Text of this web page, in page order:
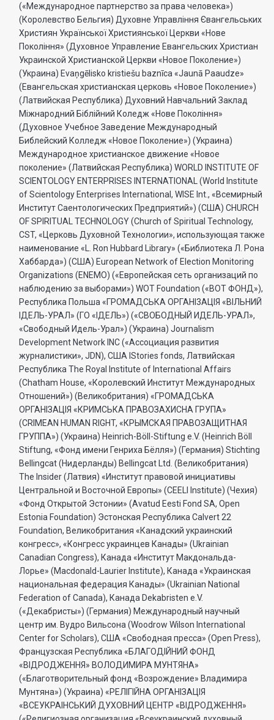
(«Международное партнерство за права человека»)
(Королевство Бельгия) Духовне Управлiння Євангельських
Християн Української Християнської Церкви «Нове
Поколiння» (Духовное Управление Евангельских Христиан
Украинской Христианской Церкви «Новое Поколение»)
(Украина) Evaņgēlisko kristiešu baznīca «Jaunā Paaudze»
(Евангельская христианская церковь «Новое Поколение»)
(Латвийская Республика) Духовний Навчальний Заклад
Міжнародний Біблійний Коледж «Нове Покоління»
(Духовное Учебное Заведение Международный
Библейский Колледж «Новое Поколение») (Украина)
Международное христианское движение «Новое
поколение» (Латвийская Республика) WORLD INSTITUTE OF
SCIENTOLOGY ENTERPRISES INTERNATIONAL (World Institute
of Scientology Enterprises International, WISE Int., «Всемирный
Институт Саентологических Предприятий») (США) CHURCH
OF SPIRITUAL TECHNOLOGY (Church of Spiritual Technology,
CST, «Церковь Духовной Технологии», использующая также
наименование «L. Ron Hubbard Library» («Библиотека Л. Рона
Хаббарда») (США) European Network of Election Monitoring
Organizations (ENEMO) («Европейская сеть организаций по
наблюдению за выборами») WOT Foundation («ВОТ ФОНД»),
Республика Польша «ГРОМАДСЬКА ОРГАНI3АЦIЯ «ВIЛЬНИЙ
IДЕЛЬ-УРАЛ» (ГО «IДЕЛЬ») («СВОБОДНЫЙ ИДЕЛЬ-УРАЛ»,
«Свободный Идель-Урал») (Украина) Journalism
Development Network INC («Ассоциация развития
журналистики», JDN), США IStories fonds, Латвийская
Республика The Royal Institute of International Affairs
(Chatham House, «Королевский Институт Международных
Отношений») (Великобритания) «ГРОМАДСЬКА
ОРГАНIЗАЦIЯ «КРИМСЬКА ПРАВОЗАХИСНА ГРУПА»
(CRIMEAN HUMAN RIGHT, «КРЫМСКАЯ ПРАВОЗАЩИТНАЯ
ГРУППА») (Украина) Heinrich-Böll-Stiftung e.V. (Heinrich Böll
Stiftung, «Фонд имени Генриха Бёлля») (Германия) Stichting
Bellingcat (Нидерланды) Bellingcat Ltd. (Великобритания)
The Insider (Латвия) «Институт правовой инициативы
Центральной и Восточной Европы» (CEELI Institute) (Чехия)
«Фонд Открытой Эстонии» (Avatud Eesti Fond SA, Open
Estonia Foundation) Эстонская Республика Calvert 22
Foundation, Великобритания «Канадский украинский
конгресс», «Конгресс украинцев Канады» (Ukrainian
Canadian Congress), Канада «Институт Макдональда-
Лорье» (Macdonald-Laurier Institute), Канада «Украинская
национальная федерация Канады» (Ukrainian National
Federation of Canada), Канада Dekabristen e.V.
(«Декабристы») (Германия) Международный научный
центр им. Вудро Вильсона (Woodrow Wilson International
Center for Scholars), США «Свободная пресса» (Open Press),
Французская Республика «БЛАГОДIЙНИЙ ФОНД
«ВIДРОДЖЕННЯ» ВОЛОДИМИРА МУНТЯНА»
(«Благотворительный фонд «Возрождение» Владимира
Мунтяна») (Украина) «РЕЛIГIЙНА ОРГАНIЗАЦIЯ
«ВСЕУКРАIНСЬКИЙ ДУХОВНИЙ ЦЕНТР «ВIДРОДЖЕННЯ»